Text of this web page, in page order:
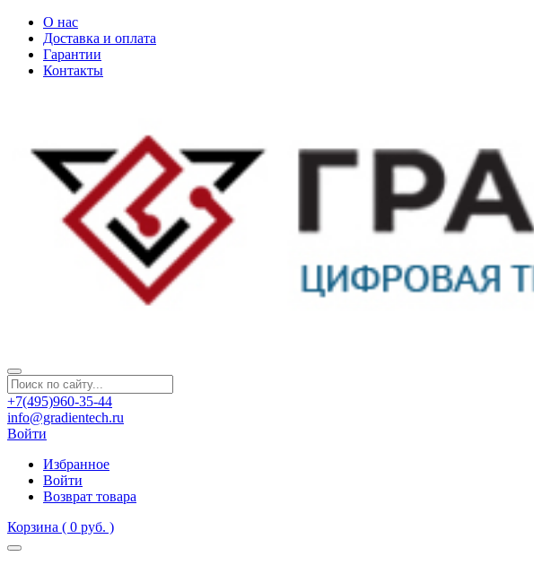
О нас
Доставка и оплата
Гарантии
Контакты
+7(495)960-35-44
info@gradientech.ru
Войти
Избранное
Войти
Возврат товара
Корзина ( 0 руб. )